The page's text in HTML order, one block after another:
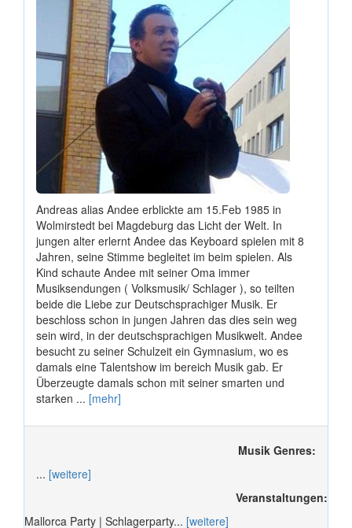
Andreas alias Andee erblickte am 15.Feb 1985 in
Wolmirstedt bei Magdeburg das Licht der Welt. In
jungen alter erlernt Andee das Keyboard spielen mit 8
Jahren, seine Stimme begleitet im beim spielen. Als
Kind schaute Andee mit seiner Oma immer
Musiksendungen ( Volksmusik/ Schlager ), so teilten
beide die Liebe zur Deutschsprachiger Musik. Er
beschloss schon in jungen Jahren das dies sein weg
sein wird, in der deutschsprachigen Musikwelt. Andee
besucht zu seiner Schulzeit ein Gymnasium, wo es
damals eine Talentshow im bereich Musik gab. Er
Überzeugte damals schon mit seiner smarten und
starken ... [mehr]
Musik Genres:
... [weitere]
Veranstaltungen:
Mallorca Party | Schlagerparty... [weitere]